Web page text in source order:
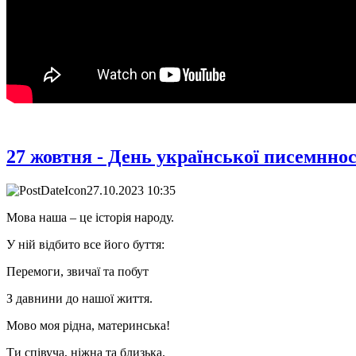
27 жовтня - День української
27.10.2023 10:35
Мова наша – це історія народу.
У ній відбито все його буття:
Перемоги, звичаї та побут
З давнини до нашої життя.
Мово моя рідна, материнська!
Ти співуча, ніжна та близька.